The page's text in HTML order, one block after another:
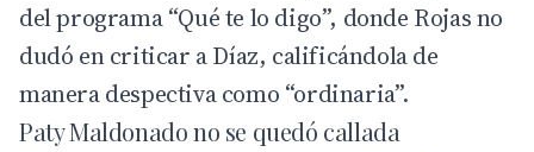
del programa“Qué te lo digo”, donde Rojas no
dudó en criticar a Díaz, calificándola de
manera despectiva como “ordinaria”.
Paty Maldonado no se quedó callada